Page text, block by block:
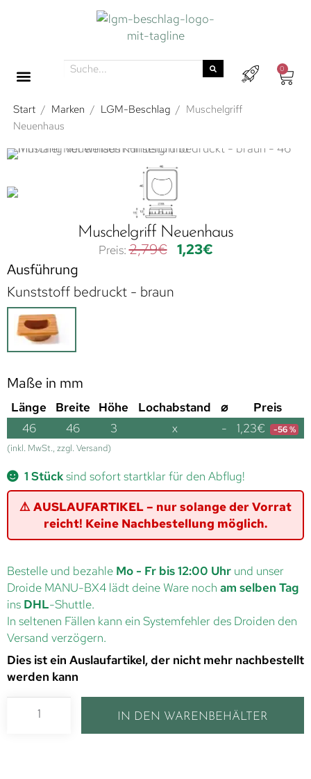
0
Start / Marken / LGM-Beschlag / Muschelgriff
Neuenhaus
Muschelgriff Neuenhaus
2,79€ 1,23€
Ausführung
Kunststoff bedruckt - braun
Maße in mm
Länge Breite Höhe Lochabstand ⌀
Preis
46
46 3 x - 1,23€ -56 %
(inkl. MwSt., zzgl. Versand)
1 Stücksind sofort startklar für den Abflug!
⚠️ AUSLAUFARTIKEL – nur solange der Vorrat
reicht! Keine Nachbestellung möglich.
Bestelle und bezahle Mo - Fr bis 12:00 Uhr und unser
Droide MANU-BX4 lädt deine Ware noch am selben Tag
ins DHL-Shuttle.
In seltenen Fällen kann ein Systemfehler des Droiden den
Versand verzögern.
Dies ist ein Auslaufartikel, der nicht mehr nachbestellt
werden kann
IN DEN WARENBEHÄLTER